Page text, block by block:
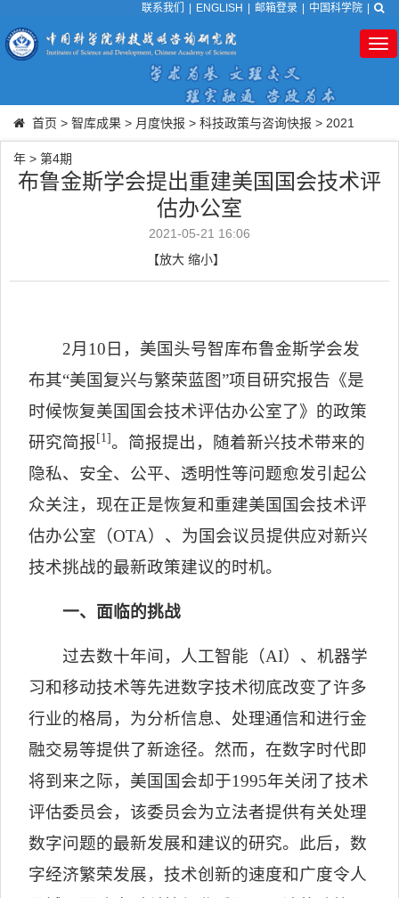
联系我们 ENGLISH 邮箱登录 中国科学院
首页 > 智库成果 > 月度快报 > 科技政策与咨询快报 > 2021
年 > 第4期
布鲁金斯学会提出重建美国国会技术评
估办公室
2021-05-21 16:06
【放大 缩小】
2月 10 日，美国头号智库布鲁金斯学会发
布其“美国复兴与繁荣蓝图”项目研究报告《是
时候恢复美国国会技术评估办公室了》的政策
研究简报 [1]。简报提出，随着新兴技术带来的
隐私、安全、公平、透明性等问题愈发引起公
众关注，现在正是恢复和重建美国国会技术评
估办公室（OTA）、为国会议员提供应对新兴
技术挑战的最新政策建议的时机。
一、面临的挑战
过去数十年间，人工智能（AI）、机器学
习和移动技术等先进数字技术彻底改变了许多
行业的格局，为分析信息、处理通信和进行金
融交易等提供了新途径。然而，在数字时代即
将到来之际，美国国会却于1995年关闭了技术
评估委员会，该委员会为立法者提供有关处理
数字问题的最新发展和建议的研究。此后，数
字经济繁荣发展，技术创新的速度和广度令人